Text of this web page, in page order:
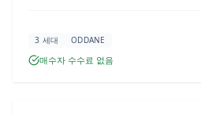
3 세대 ODDANE
매수자 수수료 없음